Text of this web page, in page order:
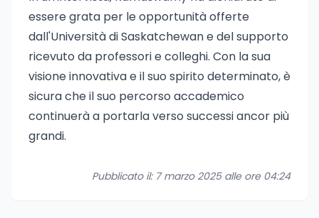
essere grata per le opportunità offerte
dall'Università di Saskatchewan e del supporto
ricevuto da professori e colleghi. Con la sua
visione innovativa e il suo spirito determinato, è
sicura che il suo percorso accademico
continuerà a portarla verso successi ancor più
grandi.
Pubblicato il: 7 marzo 2025 alle ore 04:24